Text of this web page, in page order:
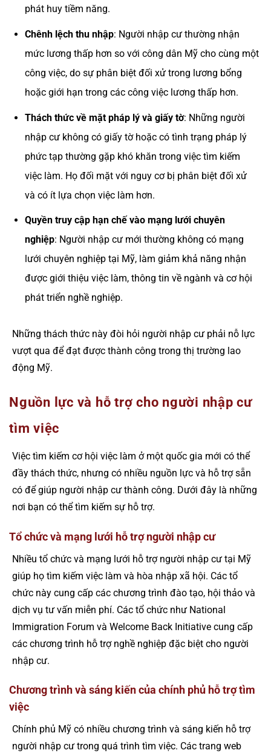
phát huy tiềm năng.
Chênh lệch thu nhập: Người nhập cư thường nhận
mức lương thấp hơn so với công dân Mỹ cho cùng một
công việc, do sự phân biệt đối xử trong lương bổng
hoặc giới hạn trong các công việc lương thấp hơn.
Thách thức về mặt pháp lý và giấy tờ: Những người
nhập cư không có giấy tờ hoặc có tình trạng pháp lý
phức tạp thường gặp khó khăn trong việc tìm kiếm
việc làm. Họ đối mặt với nguy cơ bị phân biệt đối xử
và có ít lựa chọn việc làm hơn.
Quyền truy cập hạn chế vào mạng lưới chuyên
nghiệp: Người nhập cư mới thường không có mạng
lưới chuyên nghiệp tại Mỹ, làm giảm khả năng nhận
được giới thiệu việc làm, thông tin về ngành và cơ hội
phát triển nghề nghiệp.
Những thách thức này đòi hỏi người nhập cư phải nỗ lực
vượt qua để đạt được thành công trong thị trường lao
động Mỹ.
Nguồn lực và hỗ trợ cho người nhập cư
tìm việc
Việc tìm kiếm cơ hội việc làm ở một quốc gia mới có thể
đầy thách thức, nhưng có nhiều nguồn lực và hỗ trợ sẵn
có để giúp người nhập cư thành công. Dưới đây là những
nơi bạn có thể tìm kiếm sự hỗ trợ.
Tổ chức và mạng lưới hỗ trợ người nhập cư
Nhiều tổ chức và mạng lưới hỗ trợ người nhập cư tại Mỹ
giúp họ tìm kiếm việc làm và hòa nhập xã hội. Các tổ
chức này cung cấp các chương trình đào tạo, hội thảo và
dịch vụ tư vấn miễn phí. Các tổ chức như National
Immigration Forum và Welcome Back Initiative cung cấp
các chương trình hỗ trợ nghề nghiệp đặc biệt cho người
nhập cư.
Chương trình và sáng kiến của chính phủ hỗ trợ tìm
việc
Chính phủ Mỹ có nhiều chương trình và sáng kiến hỗ trợ
người nhập cư trong quá trình tìm việc. Các trang web